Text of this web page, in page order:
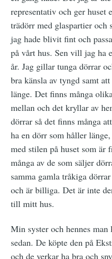
representativ och ger
trädörr med glaspartier och
jag hade blivit fint och
på vårt hus. Sen vill jag ha
år. Jag gillar tunga dörrar
bra känsla av tyngd samt
länge. Det finns många
mellan och det kryllar av
dörrar så det finns många
ha en dörr som håller
med stilen på huset som är
många av de som säljer
samma gamla tråkiga
och är billiga. Det är inte
till mitt hus.
Min syster och hennes
sedan. De köpte den på
och de verkar ha bra och